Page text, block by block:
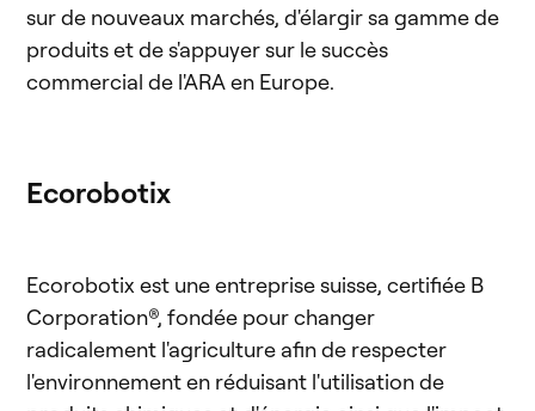
sur de nouveaux marchés, d'élargir sa gamme de
produits et de s'appuyer sur le succès
commercial de l'ARA en Europe.
Ecorobotix
Ecorobotix est une entreprise suisse, certifiée B
Corporation®, fondée pour changer
radicalement l'agriculture afin de respecter
l'environnement en réduisant l'utilisation de